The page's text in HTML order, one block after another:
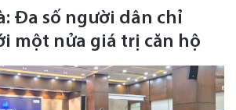
Đa số người dân chỉ
một nửa giá trị căn hộ